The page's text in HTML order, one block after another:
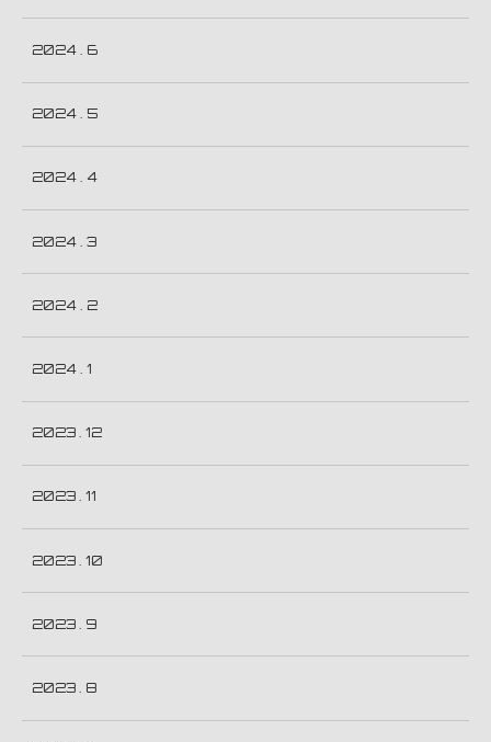
2024 . 6
2024 . 5
2024 . 4
2024 . 3
2024 . 2
2024 . 1
2023 . 12
2023 . 11
2023 . 10
2023 . 9
2023 . 8